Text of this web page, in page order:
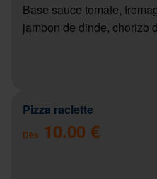
Base sauce tomate,
jambon de dinde, chorizo
Pizza raclette
Dès 10.00 €